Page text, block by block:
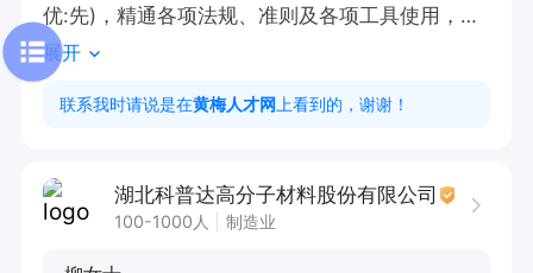
优:先)，精通各项法规、准则及各项工具使用，具
有良好的团队管理，职业道德责任感和较强学习能
力。
展开
联系我时请说是在黄梅人才网 上看到的，谢谢！
湖北科普达高分子材料股份有限公司
100-1000人 制造业